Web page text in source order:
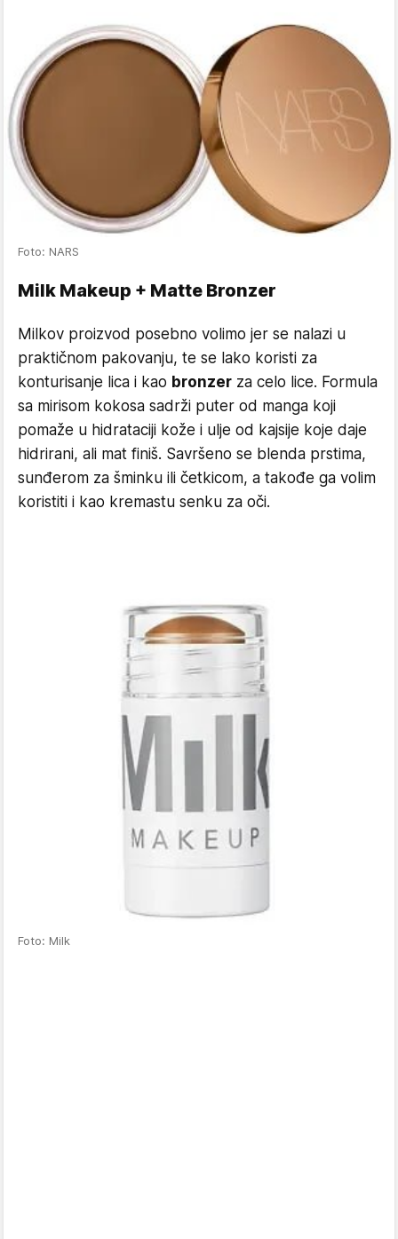
Foto: NARS
Milk Makeup + Matte Bronzer
Milkov proizvod posebno volimo jer se nalazi u
praktičnom pakovanju, te se lako koristi za
konturisanje lica i kao bronzer za celo lice. Formula
sa mirisom kokosa sadrži puter od manga koji
pomaže u hidrataciji kože i ulje od kajsije koje daje
hidrirani, ali mat finiš. Savršeno se blenda prstima,
sunđerom za šminku ili četkicom, a takođe ga volim
koristiti i kao kremastu senku za oči.
Foto: Milk